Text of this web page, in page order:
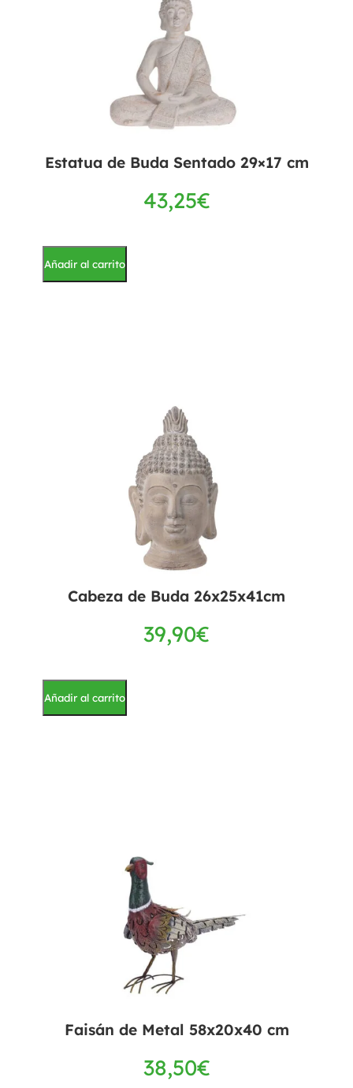
Estatua de Buda Sentado 29×17 cm
43,25€
Añadir al carrito
Cabeza de Buda 26x25x41cm
39,90€
Añadir al carrito
Faisán de Metal 58x20x40 cm
38,50€